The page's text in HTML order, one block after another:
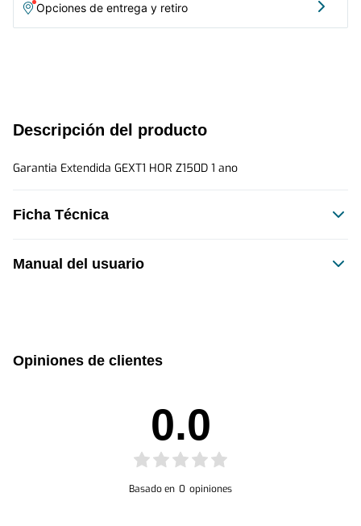
Opciones de entrega y retiro
Descripción del producto
Garantia Extendida GEXT1 HOR Z150D 1 ano
Ficha Técnica
Manual del usuario
Opiniones de clientes
0.0
Basado en 0 opiniones